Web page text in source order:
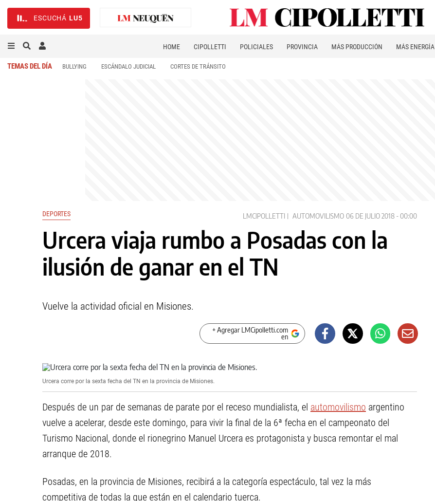
ESCUCHÁ LU5
HOME CIPOLLETTI POLICIALES PROVINCIA MÁS PRODUCCIÓN MÁS ENERGÍA
TEMAS DEL DÍA BULLYING ESCÁNDALO JUDICIAL CORTES DE TRÁNSITO
DEPORTES LMCIPOLLETTI AUTOMOVILISMO 06 DE JULIO 2018 - 00:00
Urcera viaja rumbo a Posadas con la
ilusión de ganar en el TN
Vuelve la actividad oficial en Misiones.
+ Agregar LMCipolletti.com
en
Urcera corre por la sexta fecha del TN en la provincia de Misiones.
Después de un par de semanas de parate por el receso mundialista, el automovilismo argentino
vuelve a acelerar, desde este domingo, para vivir la final de la 6ª fecha en el campeonato del
Turismo Nacional, donde el rionegrino Manuel Urcera es protagonista y busca remontar el mal
arranque de 2018.
Posadas, en la provincia de Misiones, recibirá a la categoría espectáculo, tal vez la más
competitiva de todas la que están en el calendario tuerca.